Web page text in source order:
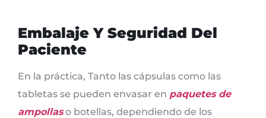
Embalaje Y Seguridad Del
Paciente
En la práctica, Tanto las cápsulas como las
tabletas se pueden envasar en paquetes de
ampollaso botellas, dependiendo de los